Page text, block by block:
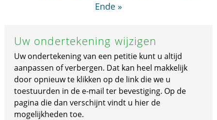
Ende »
Uw ondertekening wijzigen
Uw ondertekening van een petitie kunt u altijd
aanpassen of verbergen. Dat kan heel makkelijk
door opnieuw te klikken op de link die we u
toestuurden in de e-mail ter bevestiging. Op de
pagina die dan verschijnt vindt u hier de
mogelijkheden toe.